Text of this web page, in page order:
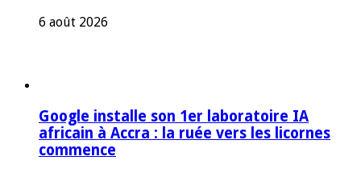
6 août 2026
Google installe son 1er laboratoire IA
africain à Accra : la ruée vers les licornes
commence